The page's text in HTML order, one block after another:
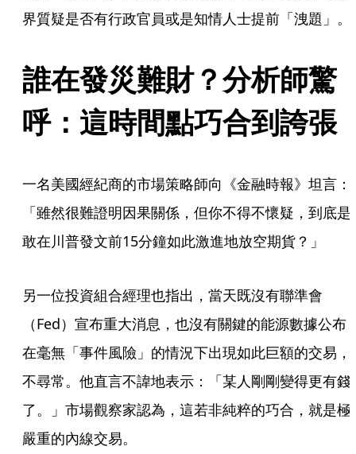
界質疑是否有行政官員或是知情人士提前「洩題」。
誰在發災難財？分析師驚
呼：這時間點巧合到誇張
一名美國經紀商的市場策略師向《金融時報》坦言：
「雖然很難證明因果關係，但你不得不懷疑，到底是
敢在川普發文前15分鐘如此激進地放空期貨？」
另一位投資組合經理也指出，當天既沒有聯準會
（Fed）宣布重大消息，也沒有關鍵的能源數據公布
在毫無「事件風險」的情況下出現如此巨額的交易，
不尋常。他直言不諱地表示：「某人剛剛變得更有錢
了。」市場觀察家認為，這若非純粹的巧合，就是極
嚴重的內線交易。